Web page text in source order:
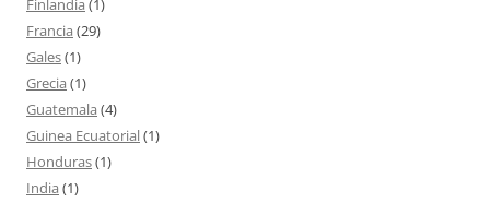
Finlandia (1)
Francia (29)
Gales(1)
Grecia (1)
Guatemala (4)
Guinea Ecuatorial(1)
Honduras(1)
India (1)